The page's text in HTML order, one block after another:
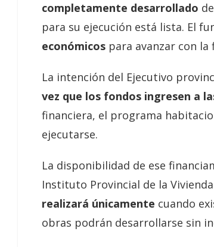
completamente desarrollado
para su ejecución está lista. El
económicos para avanzar con
La intención del Ejecutivo
vez que los fondos ingresen a
financiera, el programa
ejecutarse.
La disponibilidad de ese
Instituto Provincial de la
realizará únicamente cuando
obras podrán desarrollarse sin